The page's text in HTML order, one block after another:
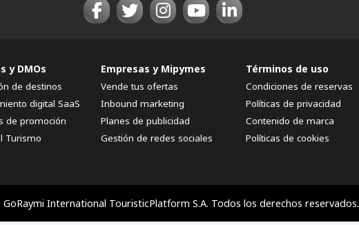
y DMOs
de destinos
digital SaaS
de promoción
Turismo
Empresas y Mipymes
Vende tus ofertas
Inbound marketing
Planes de publicidad
Gestión de redes sociales
Términos de uso
Condiciones de reservas
Políticas de privacidad
Contenido de marca
Políticas de cookies
International TouristicPlatform S.A. Todos los derechos reservados.